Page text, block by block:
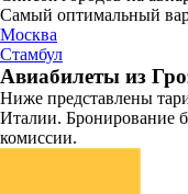
Самый оптимальный
Москва
Стамбул
Авиабилеты из
Ниже представлены
Италии. Бронирование
комиссии.